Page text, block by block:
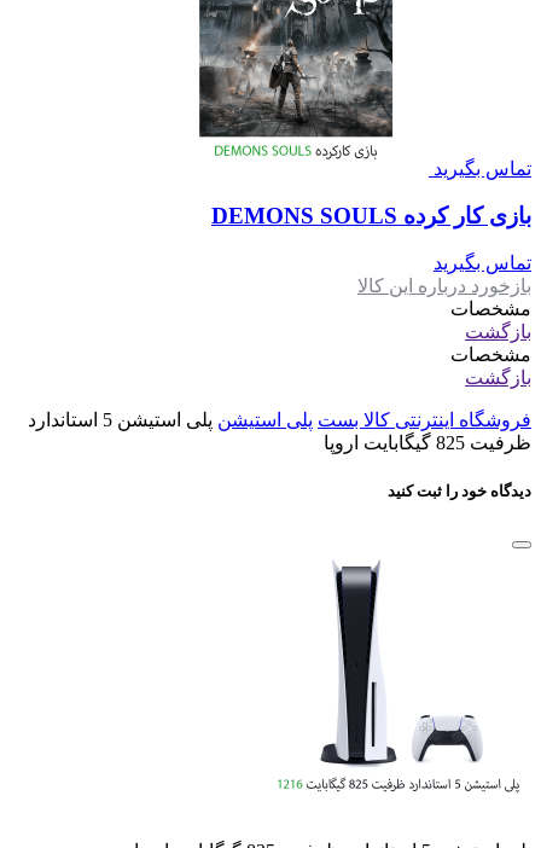
تماس بگیرید
بازی کار کرده DEMONS SOULS
تماس بگیرید
بازخورد درباره این کالا
مشخصات
بازگشت
مشخصات
بازگشت
فروشگاه اینترنتی کالا بست پلی استیشن
پلی استیشن 5 استاندارد
ظرفیت 825 گیگابایت اروپا
دیدگاه خود را ثبت کنید